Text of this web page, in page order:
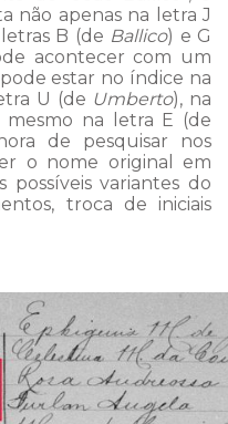
não apenas na letra J
B (de Ballico) e G
acontecer com um
estar no índice na
U (de Umberto), na
na letra E (de
de pesquisar nos
o nome original em
possíveis variantes do
troca de iniciais